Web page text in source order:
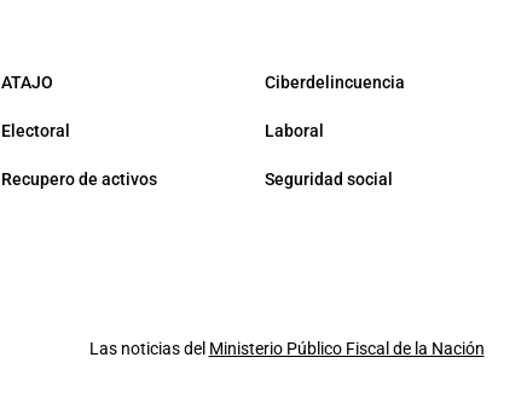
ATAJO Ciberdelincuencia
Electoral Laboral
Recupero de activos Seguridad social
Las noticias del Ministerio Público Fiscal de la Nación